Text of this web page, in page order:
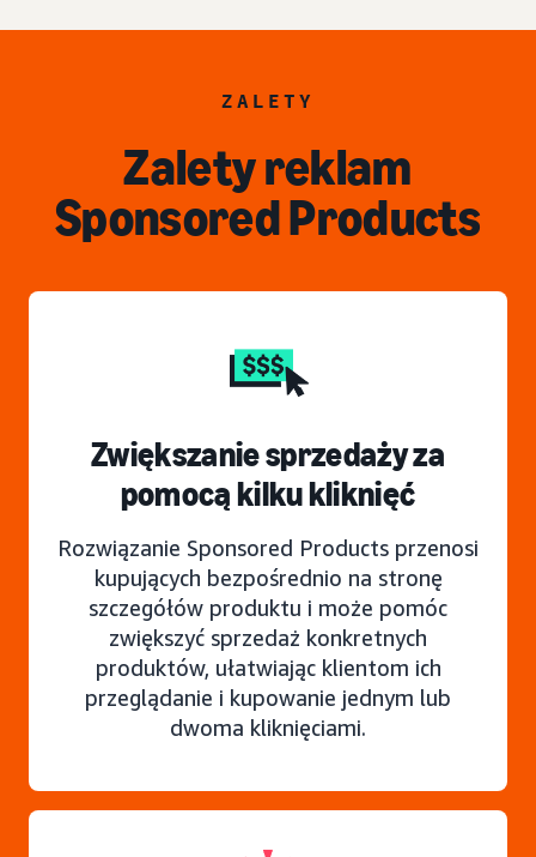
ZALETY
Zalety reklam
Sponsored Products
Zwiększanie sprzedaży za
pomocą kilku kliknięć
Rozwiązanie Sponsored Products przenosi
kupujących bezpośrednio na stronę
szczegółów produktu i może pomóc
zwiększyć sprzedaż konkretnych
produktów, ułatwiając klientom ich
przeglądanie i kupowanie jednym lub
dwoma kliknięciami.